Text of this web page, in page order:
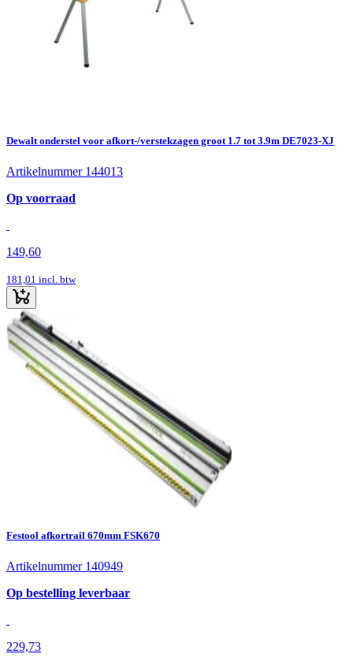
Dewalt onderstel voor afkort-/verstekzagen groot 1.7 tot 3.9m DE7023-XJ
Artikelnummer 144013
Op voorraad
149,60
181,01 incl. btw
Festool afkortrail 670mm FSK670
Artikelnummer 140949
Op bestelling leverbaar
229,73